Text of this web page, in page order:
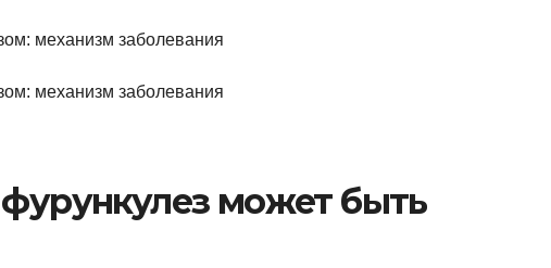
фурункулез может быть